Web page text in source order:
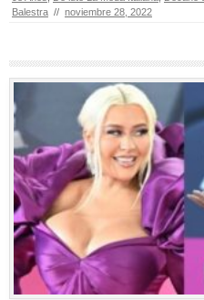
Balestra // noviembre 28, 2022